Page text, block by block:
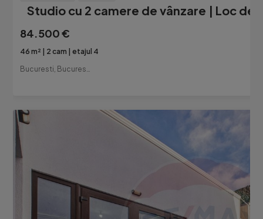
Studio cu 2 camere de vânzare | Loc de
84.500 €
46 m² 2 cam
etajul 4